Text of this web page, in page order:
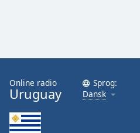
Online radio
Uruguay
Sprog:
Dansk